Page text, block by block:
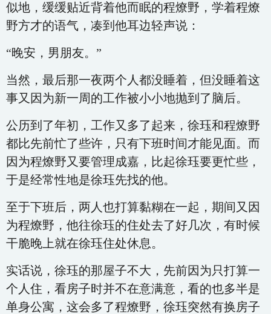
似地，缓缓贴近背着他而眠的程燎野，学着程燎
野方才的语气，凑到他耳边轻声说：
“晚安，男朋友。”
当然，最后那一夜两个人都没睡着，但没睡着这
事又因为新一周的工作被小小地抛到了脑后。
公历到了年初，工作又多了起来，徐珏和程燎野
都比先前忙了些许，只有下班时间才能见面。而
因为程燎野又要管理成嘉，比起徐珏要更忙些，
于是经常性地是徐珏先找的他。
至于下班后，两人也打算黏糊在一起，期间又因
为程燎野，他往徐珏的住处去了好几次，有时候
干脆晚上就在徐珏住处休息。
实话说，徐珏的那屋子不大，先前因为只打算一
个人住，看房子时并不在意满意，看的也多半是
单身公寓，这会多了程燎野，徐珏突然有换房子